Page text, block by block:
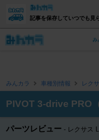
記事を保存していつでも見
み
みんカラ 車種別情報 レク
PIVOT 3-drive PRO
パーツレビュー レクサス